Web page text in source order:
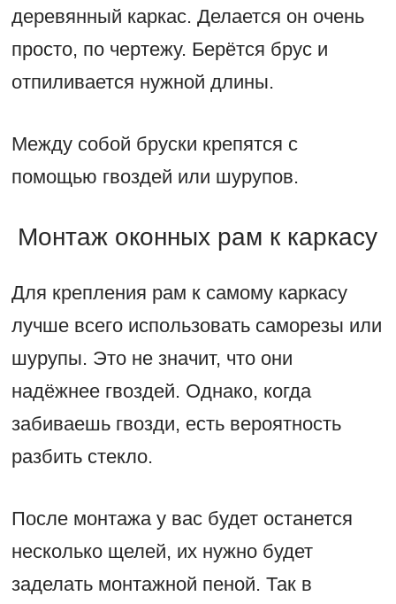
деревянный каркас. Делается он очень
просто, по чертежу. Берётся брус и
отпиливается нужной длины.
Между собой бруски крепятся с
помощью гвоздей или шурупов.
Монтаж оконных рам к каркасу
Для крепления рам к самому каркасу
лучше всего использовать саморезы или
шурупы. Это не значит, что они
надёжнее гвоздей. Однако, когда
забиваешь гвозди, есть вероятность
разбить стекло.
После монтажа у вас будет останется
несколько щелей, их нужно будет
заделать монтажной пеной. Так в